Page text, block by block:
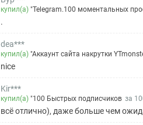
купил(а)"Telegram.100 моментальных
.
dea***
купил(а)"Аккаунт сайта накрутки
nice
Kir***
купил(а)"100 Быстрых подписчиков за
всё отлично), даже больше чем